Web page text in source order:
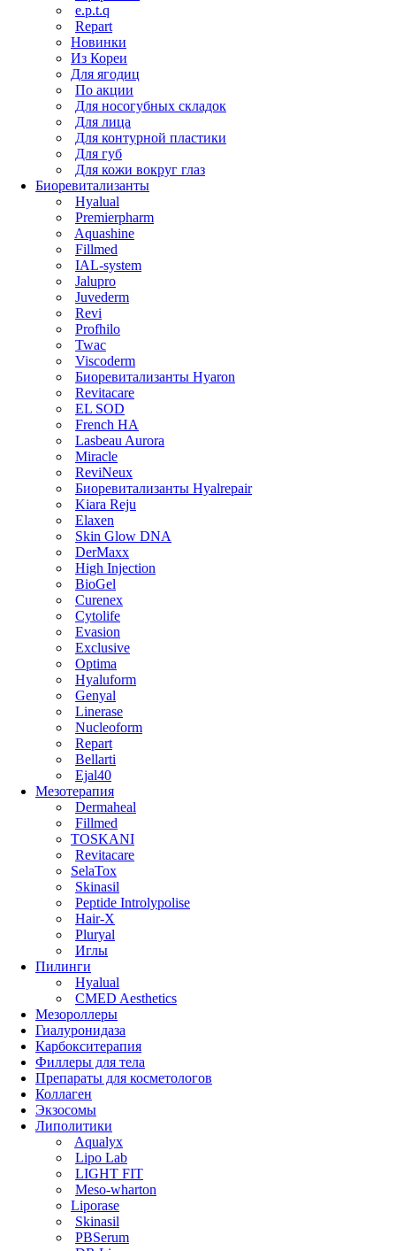
e.p.t.q
Repart
Новинки
Из Кореи
Для ягодиц
По акции
Для носогубных складок
Для лица
Для контурной пластики
Для губ
Для кожи вокруг глаз
Биоревитализанты
Hyalual
Premierpharm
Aquashine
Fillmed
IAL-system
Jalupro
Juvederm
Revi
Profhilo
Twac
Viscoderm
Биоревитализанты Hyaron
Revitacare
EL SOD
French HA
Lasbeau Aurora
Miracle
ReviNeux
Биоревитализанты Hyalrepair
Kiara Reju
Elaxen
Skin Glow DNA
DerMaxx
High Injection
BioGel
Curenex
Cytolife
Evasion
Exclusive
Optima
Hyaluform
Genyal
Linerase
Nucleoform
Repart
Bellarti
Ejal40
Мезотерапия
Dermaheal
Fillmed
TOSKANI
Revitacare
SelaTox
Skinasil
Peptide Introlypolise
Hair-X
Pluryal
Иглы
Пилинги
Hyalual
CMED Aesthetics
Мезороллеры
Гиалуронидаза
Карбокситерапия
Филлеры для тела
Препараты для косметологов
Коллаген
Экзосомы
Липолитики
Aqualyx
Lipo Lab
LIGHT FIT
Meso-wharton
Liporase
Skinasil
PBSerum